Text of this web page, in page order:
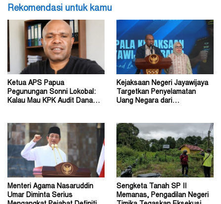
Rekomendasi untuk kamu
Ketua APS Papua
Pegunungan Sonni Lokobal:
Kalau Mau KPK Audit Dana
Kejaksaan Negeri Jayawijaya
Targetkan Penyelamatan
Uang Negara dari
Menteri Agama Nasaruddin
Umar Diminta Serius
Sengketa Tanah SP II
Memanas, Pengadilan Negeri